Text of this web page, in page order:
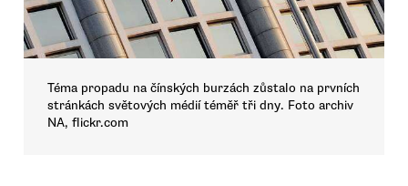
Téma propadu na čínských burzách zůstalo na prvních
stránkách světových médií téměř tři dny. Foto archiv
NA, flickr.com